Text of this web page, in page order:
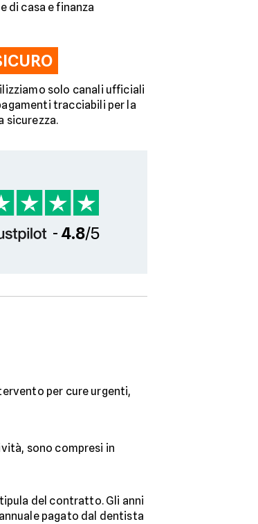
di casa e finanza
solo canali ufficiali
tracciabili per la
sicurezza.
- 4.8/5
per cure urgenti,
sono compresi in
del contratto. Gli anni
pagato dal dentista